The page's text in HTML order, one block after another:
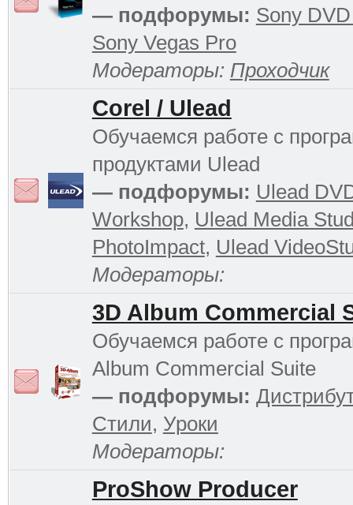
— подфорумы: Sony
Sony Vegas Pro
Модераторы: Проходчик
Corel / Ulead
Обучаемся работе с
продуктами Ulead
— подфорумы: Ulead
Workshop, Ulead Media
PhotoImpact, Ulead
Модераторы:
3D Album Commercial
Обучаемся работе с
Album Commercial Suite
— подфорумы:
Стили, Уроки
Модераторы:
ProShow Producer